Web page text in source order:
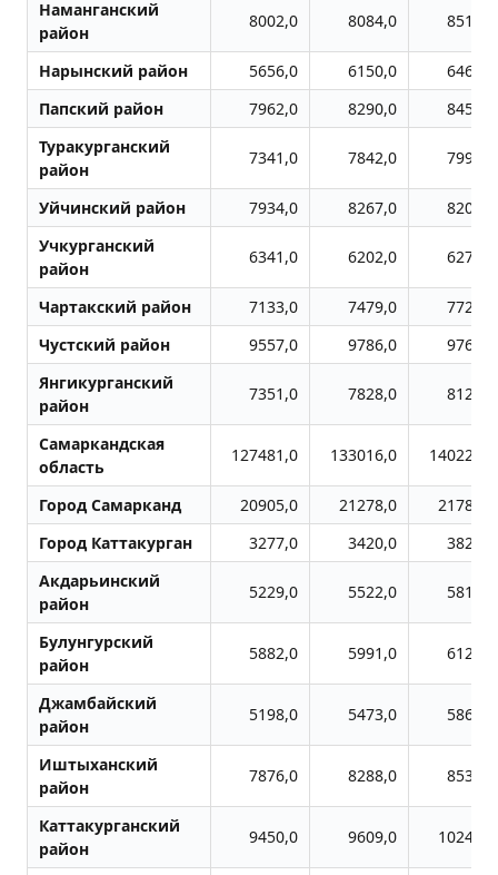
Наманганский
район
8002,0 8084,0 8518,0
Нарынский район 5656,0 6150,0
6468,0
Папский район
7962,0 8290,0
8452,0
Туракурганский
район
7341,0 7842,0 7996,0
Уйчинский район 7934,0 8267,0
8207,0
Учкурганский
район
6341,0 6202,0 6271,0
Чартакский район 7133,0 7479,0
7722,0
Чустский район
9557,0 9786,0
9768,0
Янгикурганский
район
7351,0 7828,0 8127,0
Самаркандская
область
127481,0 133016,0 140227,0
Город Самарканд 20905,0 21278,0
21782,0
Город Каттакурган
3277,0 3420,0
3820,0
Акдарьинский
район
5229,0 5522,0 5811,0
Булунгурский
район
5882,0 5991,0 6122,0
Джамбайский
район
5198,0 5473,0 5861,0
Иштыханский
район
7876,0 8288,0 8535,0
Каттакурганский
район
9450,0 9609,0 10243,0